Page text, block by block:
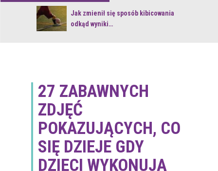
Jak zmienił się sposób kibicowania
odkąd wyniki…
27 ZABAWNYCH
ZDJĘĆ
POKAZUJĄCYCH, CO
SIĘ DZIEJE GDY
DZIECI WYKONUJĄ